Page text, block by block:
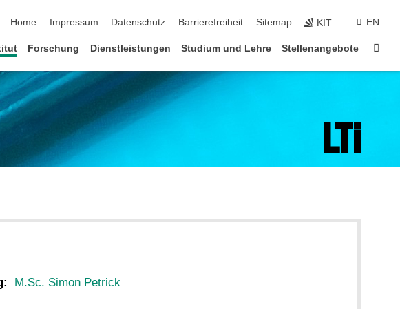
Home
Impressum Datenschutz Barrierefreiheit Sitemap KIT EN
Forschung Dienstleistungen Studium und Lehre Stellenangebote
M.Sc. Simon Petrick